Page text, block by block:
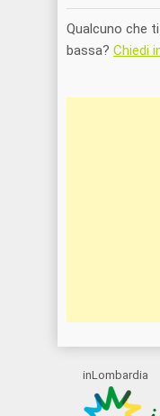
Qualcuno che
bassa? Chiedi
inLombardia